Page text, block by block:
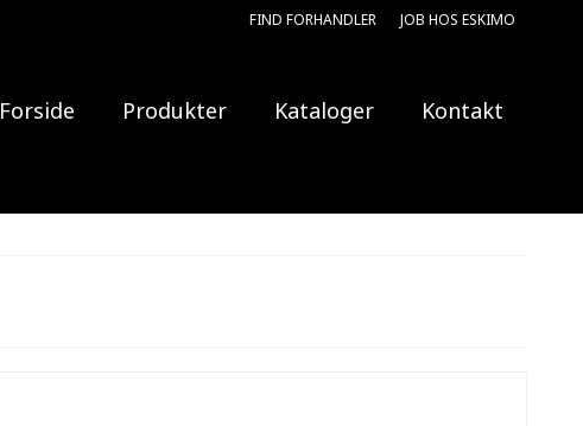
FIND FORHANDLER JOB HOS ESKIMO
Forside Produkter Kataloger Kontakt